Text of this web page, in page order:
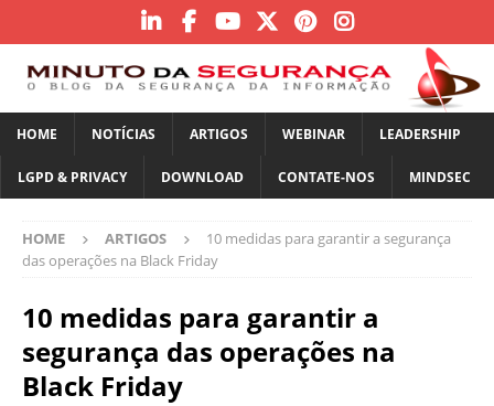
HOME NOTÍCIAS ARTIGOS WEBINAR LEADERSHIP
LGPD & PRIVACY DOWNLOAD CONTATE-NOS MINDSEC
HOME ARTIGOS
10 medidas para garantir a segurança
das operações na Black Friday
10 medidas para garantir a
segurança das operações na
Black Friday